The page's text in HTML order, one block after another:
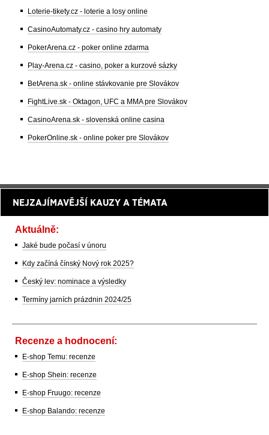
Loterie-tikety.cz - loterie a losy online
CasinoAutomaty.cz - casino hry automaty
PokerArena.cz - poker online zdarma
Play-Arena.cz - casino, poker a kurzové sázky
BetArena.sk - online stávkovanie pre Slovákov
FightLive.sk - Oktagon, UFC a MMA pre Slovákov
CasinoArena.sk - slovenská online casina
PokerOnline.sk - online poker pre Slovákov
NEJZAJÍMAVĚJŠÍ KAUZY A TÉMATA
Aktuálně:
Jaké bude počasí v únoru
Kdy začíná čínský Nový rok 2025?
Český lev: nominace a výsledky
Termíny jarních prázdnin 2024/25
Recenze a hodnocení:
E-shop Temu: recenze
E-shop Shein: recenze
E-shop Fruugo: recenze
E-shop Balando: recenze